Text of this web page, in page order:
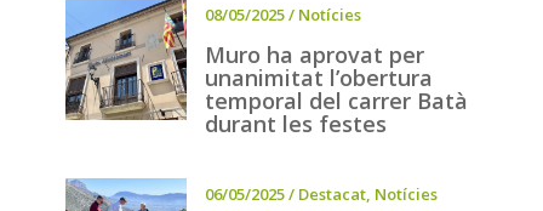
08/05/2025/ Notícies
Muro ha aprovat per
unanimitat l’obertura
temporal del carrer Batà
durant les festes
06/05/2025/ Destacat, Notícies